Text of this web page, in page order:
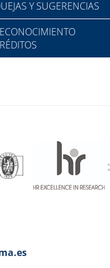
Y SUGERENCIAS